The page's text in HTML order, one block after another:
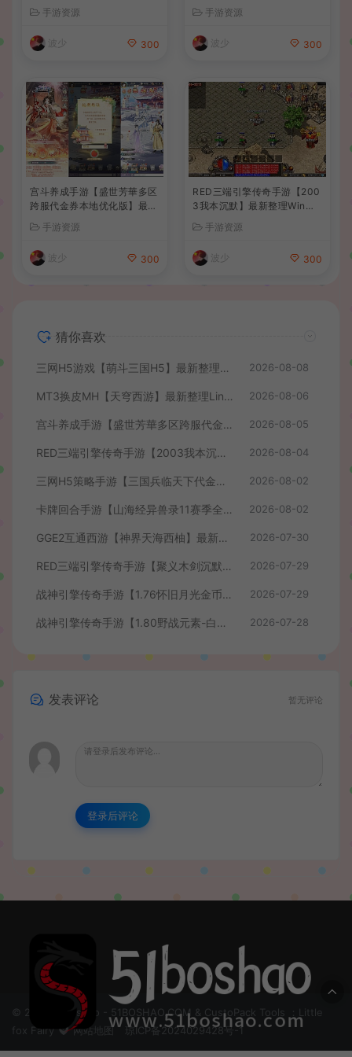
后台+详细搭建教程
手游资源
波少 300
卓苹果双端+GM后台+详细搭
建教程+全套源码+视频教程
手游资源
波少 300
宫斗养成手游【盛世芳華多区
跨服代金券本地优化版】最新
整理单机一键即玩端+Linux
手工服务端+CDK授权后台
+安卓+详细搭建教程
手游资源
波少 300
RED三端引擎传奇手游【200
3我本沉默】最新整理Win系
服务端+安卓苹果PC三端+详
细搭建教程
手游资源
波少 300
猜你喜欢
三网H5游戏【萌斗三国H5】最新整理WIN系服务端+GM后台+详细搭建教程 2026-08-08
MT3换皮MH【天穹西游】最新整理Linux手工服务端+安卓苹果双端+GM后台+详细搭建教程+全套源码+视频教程 2026-08-06
宫斗养成手游【盛世芳華多区跨服代金券本地优化版】最新整理单机一键即玩端+Linux手工服务端+CDK授权后台+安卓+详细搭建教程 2026-08-05
RED三端引擎传奇手游【2003我本沉默】最新整理Win系服务端+安卓苹果PC三端+详细搭建教程 2026-08-04
三网H5策略手游【三国兵临天下代金券内购七合修复版】最新整理单机一键即玩镜像端+Linux手工服务端+管理后台+GM授权后台+简易安卓客户端+详细搭建教程+视频教程 2026-08-02
卡牌回合手游【山海经异兽录11赛季全人物代金券内购版】最新整理WIN系服务端+授权GM后台+管理后台+热更修改工具+安卓+详细搭建教程 2026-08-02
GGE2互通西游【神界天海西柚】最新整理Win系服务端+安卓苹果PC三端+内置GM工具+全套源码+详细搭建教程+视频教程 2026-07-30
RED三端引擎传奇手游【聚义木剑沉默高仿嘟嘟沉默】最新整理Win系服务端+安卓苹果PC三端+详细搭建教程 2026-07-29
战神引擎传奇手游【1.76怀旧月光金币版】最新整理Win系复古服务端+安卓苹果双端+GM授权物品后台+详细搭建教程 2026-07-29
战神引擎传奇手游【1.80野战元素-白猪7.2免授权】最新整理Win系特色服务端+安卓+GM授权物品后台+详细搭建教程 2026-07-28
发表评论 暂无评论
登录后评论
© 2024 51boshao - 51BOSHAO.COM & CustoPack Tools ：Little
fox Fairy
网站地图 琼ICP备2024029428号-1